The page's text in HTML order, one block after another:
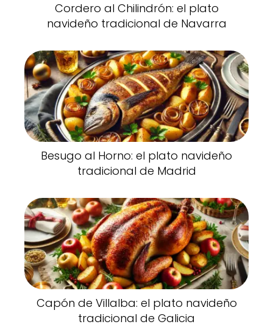
Cordero al Chilindrón: el plato
navideño tradicional de Navarra
Besugo al Horno: el plato navideño
tradicional de Madrid
Capón de Villalba: el plato navideño
tradicional de Galicia